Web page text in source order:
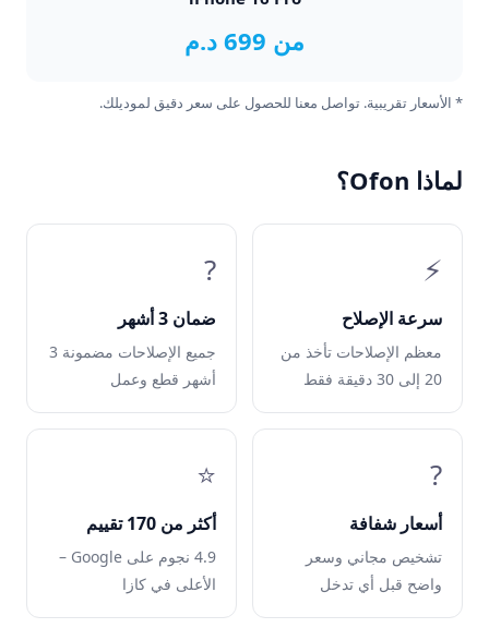
من 699 د.م
* الأسعار تقريبية. تواصل معنا للحصول على سعر دقيق لموديلك.
لماذا Ofon؟
⚡
سرعة الإصلاح
معظم الإصلاحات تأخذ من
20 إلى 30 دقيقة فقط
?️
ضمان 3 أشهر
جميع الإصلاحات مضمونة 3
أشهر قطع وعمل
?
أسعار شفافة
تشخيص مجاني وسعر
واضح قبل أي تدخل
⭐
أكثر من 170 تقييم
4.9 نجوم على Google –
الأعلى في كازا